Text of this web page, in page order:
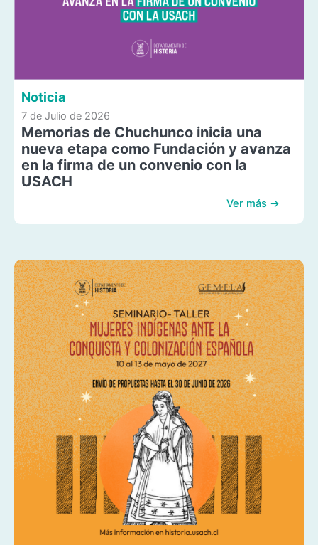
Noticia
7 de Julio de 2026
Memorias de Chuchunco inicia una
nueva etapa como Fundación y avanza
en la firma de un convenio con la
USACH
Ver más →